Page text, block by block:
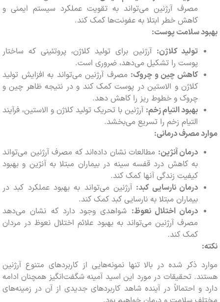
مصرف آرژنین می‌تواند به تقویت عملکرد سیستم ایمنی و
کاهش خطر ابتلا به عفونت‌ها کمک کند.
سلامت پوست:
تولید کلاژن:آرژنین برای تولید کلاژن، پروتئینی که ساختار
پوست را تشکیل می‌دهد، ضروری است.
کاهش چین و چروک:مصرف آرژنین می‌تواند به افزایش تولید
کلاژن و الاستین در پوست کمک کند و در نتیجه ظاهر چین و
چروک و خطوط ریز را کاهش دهد.
بهبود التیام زخم:آرژنین با تحریک تولید کلاژن و الاستین، فرآیند
التیام زخم را تسریع می‌بخشد.
مصرف درمانی:
درمان آنژین:مطالعات نشان داده‌اند که مصرف آرژنین می‌تواند
به کاهش درد قفسه سینه در بیماران مبتلا به آنژین و بهبود
کیفیت زندگی آنها کمک کند.
درمان نارسایی کبد:آرژنین می‌تواند به بهبود عملکرد کبد در
بیماران مبتلا به نارسایی کبد کمک کند.
درمان اختلال نعوظ:شواهدی وجود دارد که نشان می‌دهد
مصرف آرژنین می‌تواند به بهبود علائم اختلال نعوظ در مردان
کمک کند.
ذکر شده در بالا تنها نمونه‌هایی از کاربردهای متنوع آرژنین
تحقیقات در مورد این اسید آمینه شگفت‌انگیز همچنان ادامه
و احتمالاً در آینده شاهد کاربردهای جدیدی از آن در زمینه‌های